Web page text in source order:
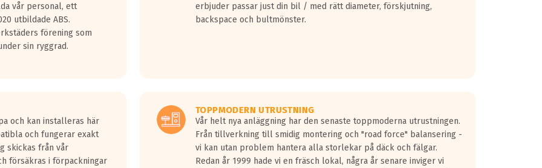
överträffa motorljudet.
ett däck med vågar. Hög bullernivå markeras med svarta vågor
kraven som finns i dagsläget, men är inte längre tillåtna enligt nya
vår personal, ett
utbildade ABS.
förening som
sin ryggrad.
erbjuder passar just din bil / med rätt diameter, förskjutning,
backspace och bultmönster.
och kan installeras här
och fungerar exakt
skickas från vår
försäkras i förpackningar
TOPPMODERN UTRUSTNING
Vår helt nya anläggning har den senaste toppmoderna utrustningen.
Från tillverkning till smidig montering och "road force" balansering -
vi kan utan problem hantera alla storlekar på däck och fälgar.
Redan år 1999 hade vi en fräsch lokal, några år senare inviger vi